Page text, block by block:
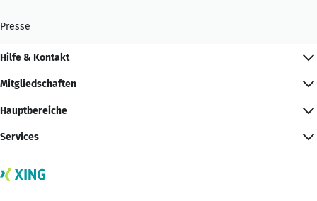
Presse
Hilfe & Kontakt
Mitgliedschaften
Hauptbereiche
Services